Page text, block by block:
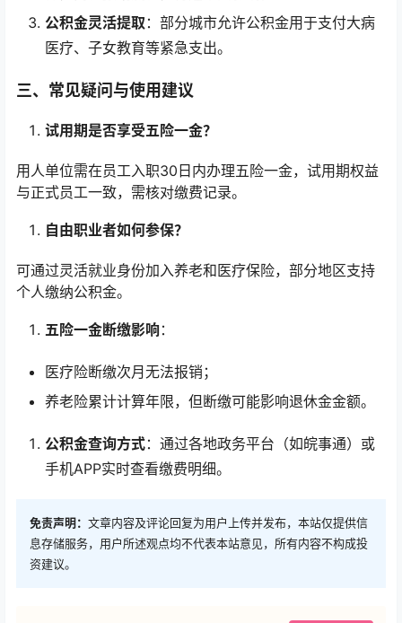
公积金灵活提取 ：部分城市允许公积金用于支付大病
医疗、子女教育等紧急支出。
三、常见疑问与使用建议
试用期是否享受五险一金？
用人单位需在员工入职30日内办理五险一金，试用期权益
与正式员工一致，需核对缴费记录。
自由职业者如何参保？
可通过灵活就业身份加入养老和医疗保险，部分地区支持
个人缴纳公积金。
五险一金断缴影响：
医疗险断缴次月无法报销；
养老险累计计算年限，但断缴可能影响退休金金额。
公积金查询方式：通过各地政务平台（如皖事通）或
手机APP实时查看缴费明细。
免责声明： 文章内容及评论回复为用户上传并发布，本站仅提供信
息存储服务，用户所述观点均不代表本站意见，所有内容不构成投
资建议。